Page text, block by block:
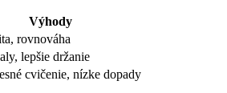
Výhody
rovnováha
lepšie držanie
cvičenie, nízke dopady